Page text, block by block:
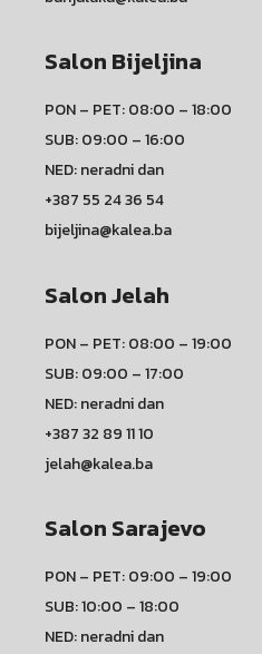
Salon Bijeljina
PON – PET: 08:00 – 18:00
SUB: 09:00 – 16:00
NED: neradni dan
+387 55 24 36 54
bijeljina@kalea.ba
Salon Jelah
PON – PET: 08:00 – 19:00
SUB: 09:00 – 17:00
NED: neradni dan
+387 32 89 11 10
jelah@kalea.ba
Salon Sarajevo
PON – PET: 09:00 – 19:00
SUB: 10:00 – 18:00
NED: neradni dan